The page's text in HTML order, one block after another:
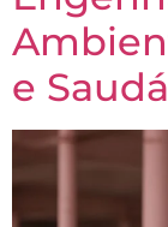
e